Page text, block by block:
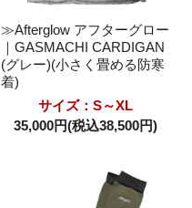
≫Afterglow アフターグロー
｜GASMACHI CARDIGAN
(グレー)(小さく畳める防寒
着)
サイズ：S～XL
35,000円(税込38,500円)